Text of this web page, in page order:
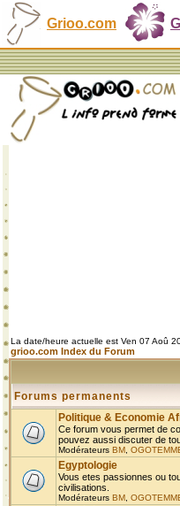
Grioo.com
La date/heure actuelle est Ven 07 Aoû
grioo.com Index du Forum
Forums permanents
Politique & Economie
Ce forum vous permet de
pouvez aussi discuter de
Modérateurs BM
Egyptologie
Vous etes passionnes ou
civilisations.
Modérateurs BM